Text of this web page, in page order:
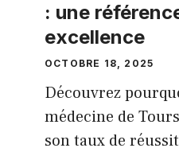
: une
excellence
OCTOBRE 18, 2025
Découvrez
médecine de
son taux de